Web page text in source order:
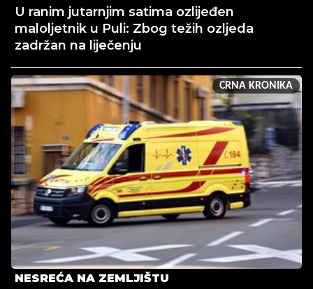
U ranim jutarnjim satima ozlijeđen
maloljetnik u Puli: Zbog težih ozljeda
zadržan na liječenju
CRNA KRONIKA
NESREĆA NA ZEMLJIŠTU